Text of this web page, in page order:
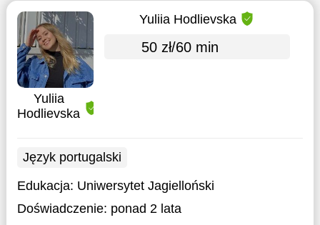
Yuliia
Hodlievska
Yuliia Hodlievska
50 zł/60 min
Język portugalski
Edukacja: Uniwersytet Jagielloński
Doświadczenie: ponad 2 lata